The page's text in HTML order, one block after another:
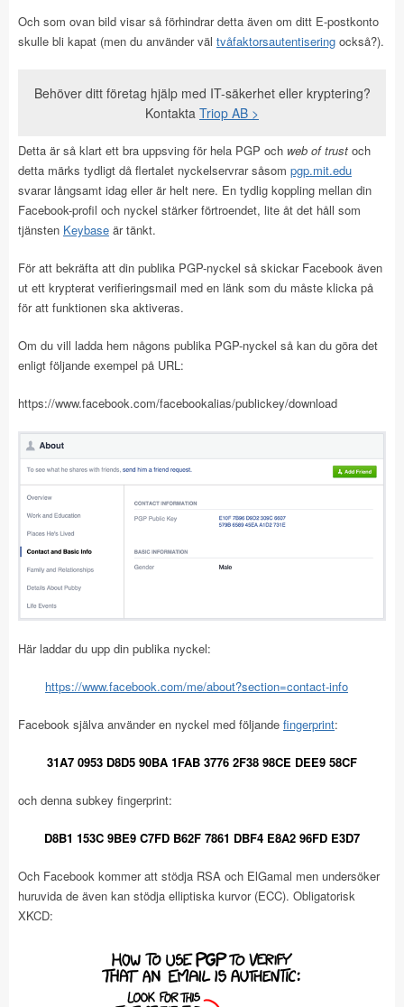
Och som ovan bild visar så förhindrar detta även om ditt E-postkonto
skulle bli kapat (men du använder väl tvåfaktorsautentisering också?).
Behöver ditt företag hjälp med IT-säkerhet eller kryptering?
Kontakta Triop AB >
Detta är så klart ett bra uppsving för hela PGP och web of trust och
detta märks tydligt då flertalet nyckelservrar såsom pgp.mit.edu
svarar långsamt idag eller är helt nere. En tydlig koppling mellan din
Facebook-profil och nyckel stärker förtroendet, lite åt det håll som
tjänsten Keybase är tänkt.
För att bekräfta att din publika PGP-nyckel så skickar Facebook även
ut ett krypterat verifieringsmail med en länk som du måste klicka på
för att funktionen ska aktiveras.
Om du vill ladda hem någons publika PGP-nyckel så kan du göra det
enligt följande exempel på URL:
https://www.facebook.com/facebookalias/publickey/download
Här laddar du upp din publika nyckel:
https://www.facebook.com/me/about?section=contact-info
Facebook själva använder en nyckel med följande fingerprint:
31A7 0953 D8D5 90BA 1FAB 3776 2F38 98CE DEE9 58CF
och denna subkey fingerprint:
D8B1 153C 9BE9 C7FD B62F 7861 DBF4 E8A2 96FD E3D7
Och Facebook kommer att stödja RSA och ElGamal men undersöker
huruvida de även kan stödja elliptiska kurvor (ECC). Obligatorisk
XKCD: